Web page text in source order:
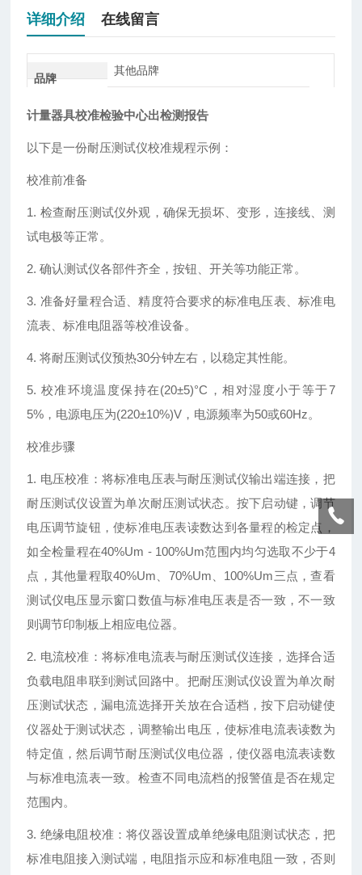
详细介绍 在线留言
品牌
其他品牌
计量器具校准检验中心出检测报告
以下是一份耐压测试仪校准规程示例：
校准前准备
1. 检查耐压测试仪外观，确保无损坏、变形，连接线、测
试电极等正常。
2. 确认测试仪各部件齐全，按钮、开关等功能正常。
3. 准备好量程合适、精度符合要求的标准电压表、标准电
流表、标准电阻器等校准设备。
4. 将耐压测试仪预热30分钟左右，以稳定其性能。
5. 校准环境温度保持在(20±5)°C，相对湿度小于等于7
5%，电源电压为(220±10%)V，电源频率为50或60Hz。
校准步骤
1. 电压校准：将标准电压表与耐压测试仪输出端连接，把
耐压测试仪设置为单次耐压测试状态。按下启动键，调节
电压调节旋钮，使标准电压表读数达到各量程的检定点，
如全检量程在40%Um - 100%Um范围内均匀选取不少于4
点，其他量程取40%Um、70%Um、100%Um三点，查看
测试仪电压显示窗口数值与标准电压表是否一致，不一致
则调节印制板上相应电位器。
2. 电流校准：将标准电流表与耐压测试仪连接，选择合适
负载电阻串联到测试回路中。把耐压测试仪设置为单次耐
压测试状态，漏电流选择开关放在合适档，按下启动键使
仪器处于测试状态，调整输出电压，使标准电流表读数为
特定值，然后调节耐压测试仪电位器，使仪器电流表读数
与标准电流表一致。检查不同电流档的报警值是否在规定
范围内。
3. 绝缘电阻校准：将仪器设置成单绝缘电阻测试状态，把
标准电阻接入测试端，电阻指示应和标准电阻一致，否则